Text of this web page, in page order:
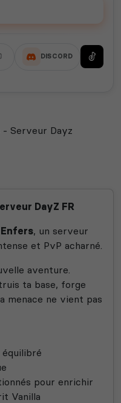
DISCORD
DayZ FR
Enfers, un serveur
et PvP acharné.
aventure.
ta base, forge
menace ne vient pas
pour enrichir
Vanilla